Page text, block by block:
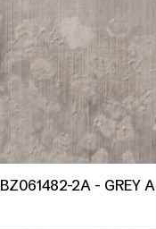
BZ061482-2A - GREY A